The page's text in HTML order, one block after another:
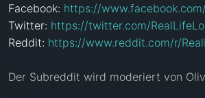
Facebook: https://
Twitter: https://twitter.com/
Reddit: https://www.reddit.com/r/
Der Subreddit wird moderiert von